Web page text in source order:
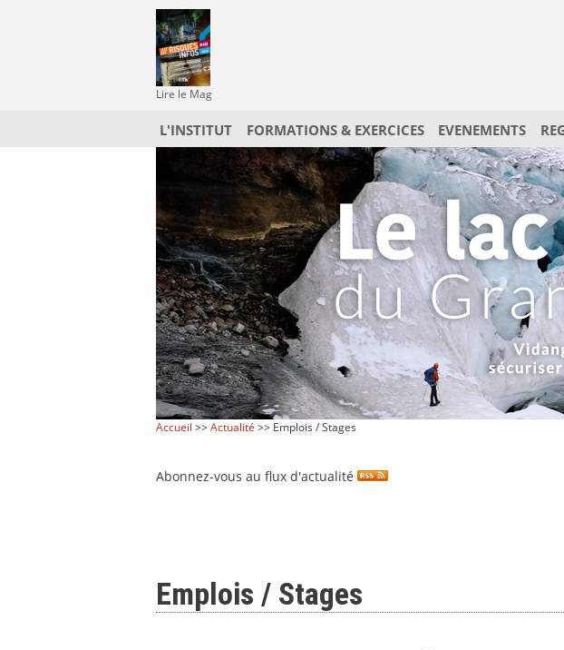
Lire le Mag
L'INSTITUT FORMATIONS & EXERCICES EVENEMENTS
Accueil >>Actualité >> Emplois / Stages
Abonnez-vous au flux d'actualité
Emplois / Stages